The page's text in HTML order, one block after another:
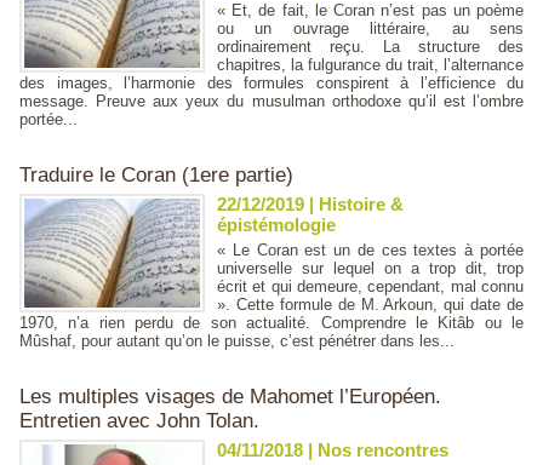
« Et, de fait, le Coran n’est pas un poème
ou un ouvrage littéraire, au sens
ordinairement reçu. La structure des
chapitres, la fulgurance du trait, l’alternance
des images, l’harmonie des formules conspirent à l’efficience du
message. Preuve aux yeux du musulman orthodoxe qu’il est l’ombre
portée...
Traduire le Coran (1ere partie)
22/12/2019 | Histoire &
épistémologie
« Le Coran est un de ces textes à portée
universelle sur lequel on a trop dit, trop
écrit et qui demeure, cependant, mal connu
». Cette formule de M. Arkoun, qui date de
1970, n’a rien perdu de son actualité. Comprendre le Kitâb ou le
Mûshaf, pour autant qu’on le puisse, c’est pénétrer dans les...
Les multiples visages de Mahomet l’Européen.
Entretien avec John Tolan.
04/11/2018 | Nos rencontres